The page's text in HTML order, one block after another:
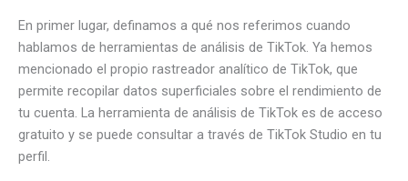
En primer lugar, definamos a qué nos referimos cuando
hablamos de herramientas de análisis de TikTok. Ya hemos
mencionado el propio rastreador analítico de TikTok, que
permite recopilar datos superficiales sobre el rendimiento de
tu cuenta. La herramienta de análisis de TikTok es de acceso
gratuito y se puede consultar a través de TikTok Studio en tu
perfil.